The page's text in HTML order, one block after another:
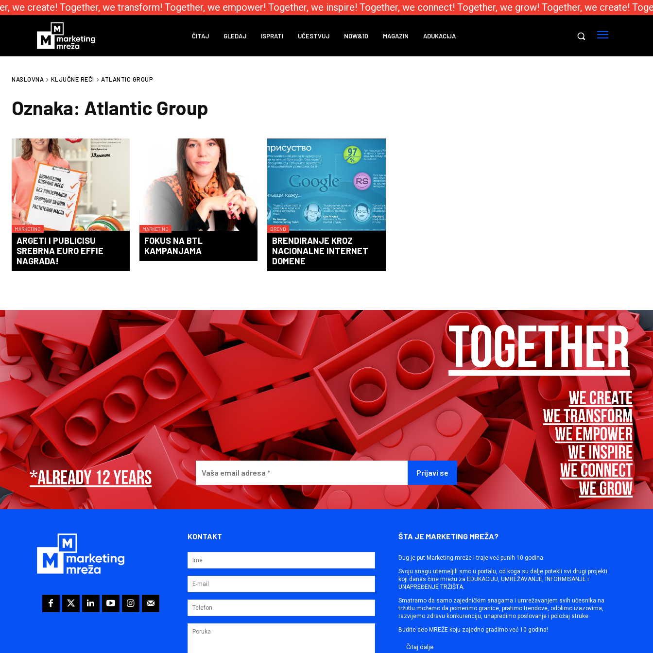
we create! Together, we transform! Together, we empower! Together, we inspire! Together, we connect! Together, we grow! Together, we create!
ČITAJ GLEDAJ ISPRATI UČESTVUJ NOW&10 MAGAZIN ADUKACIJA
NASLOVNA KLJUČNE REČI ATLANTIC GROUP
Oznaka: Atlantic Group
MARKETING
ARGETI I PUBLICISU
SREBRNA EURO EFFIE
NAGRADA!
MARKETING
FOKUS NA BTL
KAMPANJAMA
BREND
BRENDIRANJE KROZ
NACIONALNE INTERNET
DOMENE
KONTAKT ŠTA JE MARKETING MREŽA?
Dug je put Marketing mreže i traje već punih 10 godina.
Svoju snagu utemeljili smo u portalu, od koga su dalje potekli svi drugi projekti
koji danas čine mrežu za EDUKACIJU, UMREŽAVANJE, INFORMISANJE i
UNAPREĐENJE TRŽIŠTA.
Smatramo da samo zajedničkim snagama i umrežavanjem svih učesnika na
tržištu možemo da pomerimo granice, pratimo trendove, odolimo izazovima,
razvijemo zdravu konkurenciju, unapredimo poslovanje i položaj struke.
Budite deo MREŽE koju zajedno gradimo već 10 godina!
Čitaj dalje